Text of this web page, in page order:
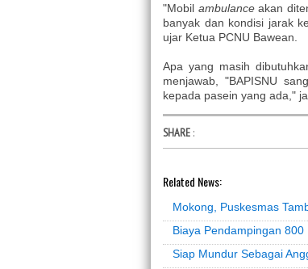
"Mobil ambulanceakan
banyak dan kondisi jarak
ujar Ketua PCNU Bawean.
Apa yang masih
menjawab, "BAPISNU
kepada pasein yang ada,"
SHARE :
Related News:
Mokong, Puskesmas
Biaya Pendampingan
Siap Mundur Sebagai